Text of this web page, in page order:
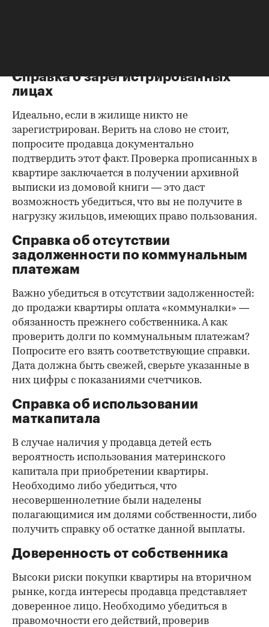
Справка о зарегистрированных
лицах
Идеально, если в жилище никто не
зарегистрирован. Верить на слово не стоит,
попросите продавца документально
подтвердить этот факт. Проверка прописанных в
квартире заключается в получении архивной
выписки из домовой книги — это даст
возможность убедиться, что вы не получите в
нагрузку жильцов, имеющих право пользования.
Справка об отсутствии
задолженности по коммунальным
платежам
Важно убедиться в отсутствии задолженностей:
до продажи квартиры оплата «коммуналки» —
обязанность прежнего собственника. А как
проверить долги по коммунальным платежам?
Попросите его взять соответствующие справки.
Дата должна быть свежей, сверьте указанные в
них цифры с показаниями счетчиков.
Справка об использовании
маткапитала
В случае наличия у продавца детей есть
вероятность использования материнского
капитала при приобретении квартиры.
Необходимо либо убедиться, что
несовершеннолетние были наделены
полагающимися им долями собственности, либо
получить справку об остатке данной выплаты.
Доверенность от собственника
Высоки риски покупки квартиры на вторичном
рынке, когда интересы продавца представляет
доверенное лицо. Необходимо убедиться в
правомочности его действий, проверив